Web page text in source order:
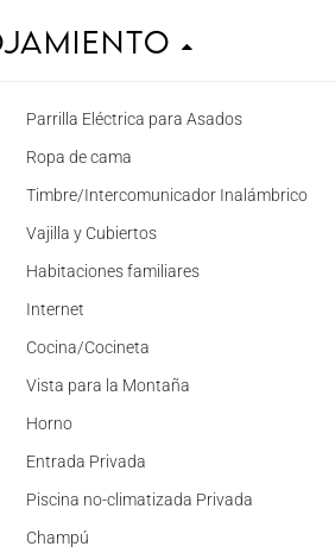
Parrilla Eléctrica para Asados
Ropa de cama
Timbre/Intercomunicador Inalámbrico
Vajilla y Cubiertos
Habitaciones familiares
Internet
Cocina/Cocineta
Vista para la Montaña
Horno
Entrada Privada
Piscina no-climatizada Privada
Champú